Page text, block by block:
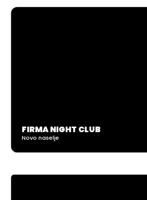
FIRMA NIGHT CLUB
Novo naselje